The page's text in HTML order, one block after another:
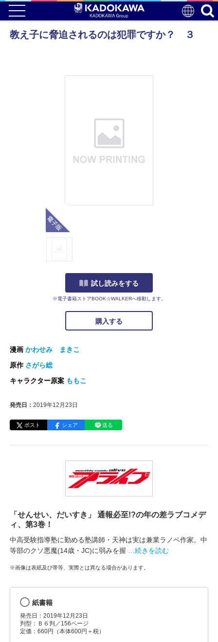
教え子に脅迫されるのは犯罪ですか？ ３
試し読みをする
※電子書籍ストアBOOK☆WALKERへ移動します。
購入する
漫画 かわせみ まきこ
原作 さがら総
キャラクター原案 ももこ
発売日： 2019年12月23日
ポスト シェア 送る
「せんせい、だいすき」 通報必至!?の年の差ラブコメデ
ィ、第3巻！
中高受験指導塾に勤める塾講師・天神は実は兼業ラノベ作家。中
等部のクソ悪魔(14歳・JC)に弱みを握
…続きを読む
※画像は表紙及び帯等、実際とは異なる場合があります。
紙書籍
発売日：2019年12月23日
判型：Ｂ６判／156ページ
定価：660円（本体600円＋税）